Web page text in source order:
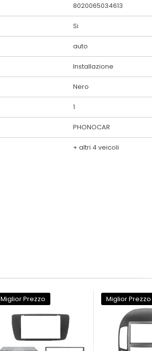
8020065034613
Si
auto
Installazione
Nero
1
PHONOCAR
+ altri 4 veicoli
Miglior Prezzo Miglior Prezzo